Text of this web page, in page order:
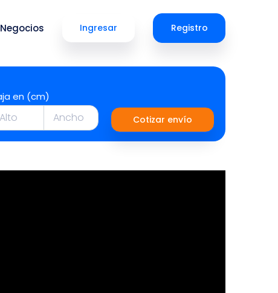
Negocios Ingresar Registro
en (cm)
Cotizar envío